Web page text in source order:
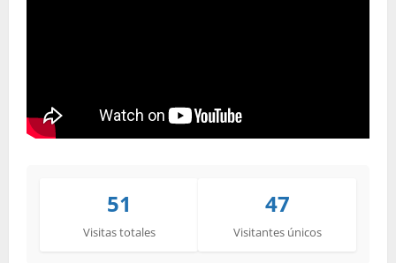
51
Visitas totales
47
Visitantes únicos